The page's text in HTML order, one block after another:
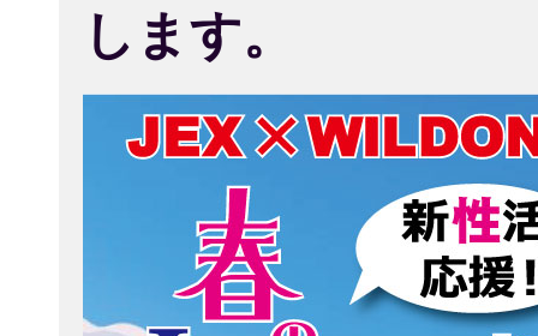
します。